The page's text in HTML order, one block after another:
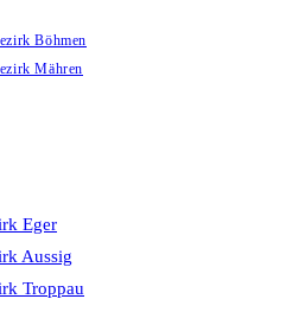
Böhmen
Mähren
Eger
Aussig
Troppau